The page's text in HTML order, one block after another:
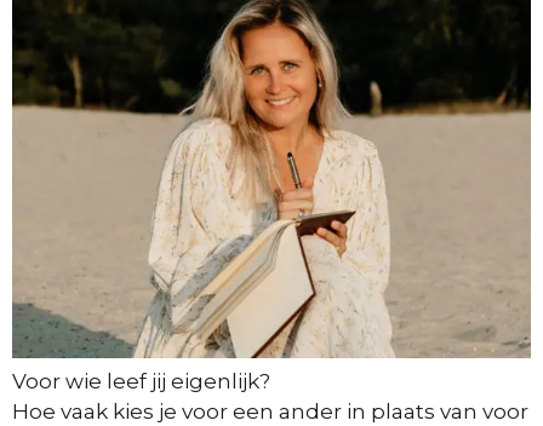
Voor wie leef jij eigenlijk?
Hoe vaak kies je voor een ander in plaats van voor